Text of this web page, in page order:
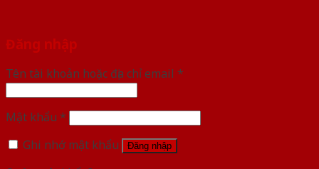
Đăng nhập
Tên tài khoản hoặc địa chỉ email *
Mật khẩu *
Ghi nhớ mật khẩu
Đăng nhập